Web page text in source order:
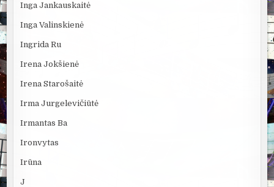
Inga Jankauskaitė
Inga Valinskienė
Ingrida Ru
Irena Jokšienė
Irena Starošaitė
Irma Jurgelevičiūtė
Irmantas Ba
Ironvytas
Irūna
J